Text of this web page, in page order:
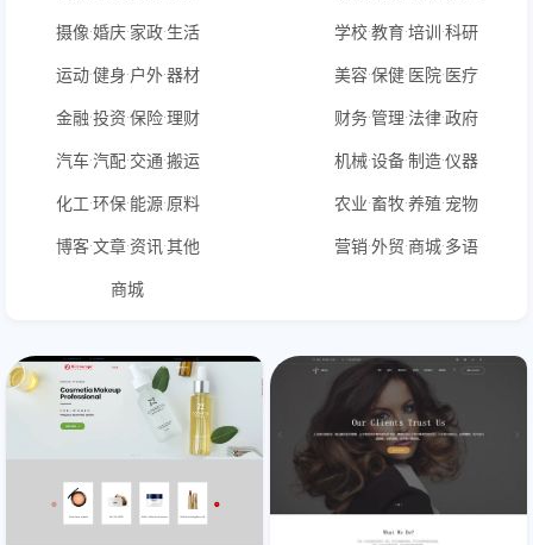
摄像·婚庆·家政·生活 学校·教育·培训·科研
运动·健身·户外·器材 美容·保健·医院·医疗
金融·投资·保险·理财 财务·管理·法律·政府
汽车·汽配·交通·搬运 机械·设备·制造·仪器
化工·环保·能源·原料 农业·畜牧·养殖·宠物
博客·文章·资讯·其他 营销·外贸·商城·多语
商城